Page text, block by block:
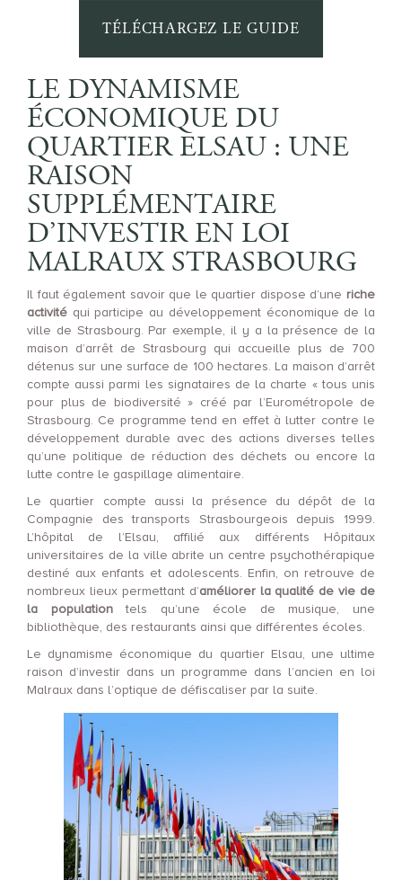
TÉLÉCHARGEZ LE GUIDE
LE DYNAMISME
ÉCONOMIQUE DU
QUARTIER ELSAU : UNE
RAISON
SUPPLÉMENTAIRE
D’INVESTIR EN LOI
MALRAUX STRASBOURG
Il faut également savoir que le quartier dispose d’une riche
activité qui participe au développement économique de la
ville de Strasbourg. Par exemple, il y a la présence de la
maison d’arrêt de Strasbourg qui accueille plus de 700
détenus sur une surface de 100 hectares. La maison d’arrêt
compte aussi parmi les signataires de la charte « tous unis
pour plus de biodiversité » créé par l’Eurométropole de
Strasbourg. Ce programme tend en effet à lutter contre le
développement durable avec des actions diverses telles
qu’une politique de réduction des déchets ou encore la
lutte contre le gaspillage alimentaire.
Le quartier compte aussi la présence du dépôt de la
Compagnie des transports Strasbourgeois depuis 1999.
L’hôpital de l’Elsau, affilié aux différents Hôpitaux
universitaires de la ville abrite un centre psychothérapique
destiné aux enfants et adolescents. Enfin, on retrouve de
nombreux lieux permettant d’améliorer la qualité de vie de
la populationtels qu’une école de musique, une
bibliothèque, des restaurants ainsi que différentes écoles.
Le dynamisme économique du quartier Elsau, une ultime
raison d’investir dans un programme dans l’ancien en loi
Malraux dans l’optique de défiscaliser par la suite.